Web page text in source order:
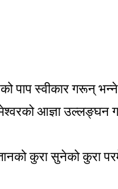
पाप स्वीकार गरून् भन्ने
आज्ञा उल्लङ्घन
कुरा सुनेको कुरा